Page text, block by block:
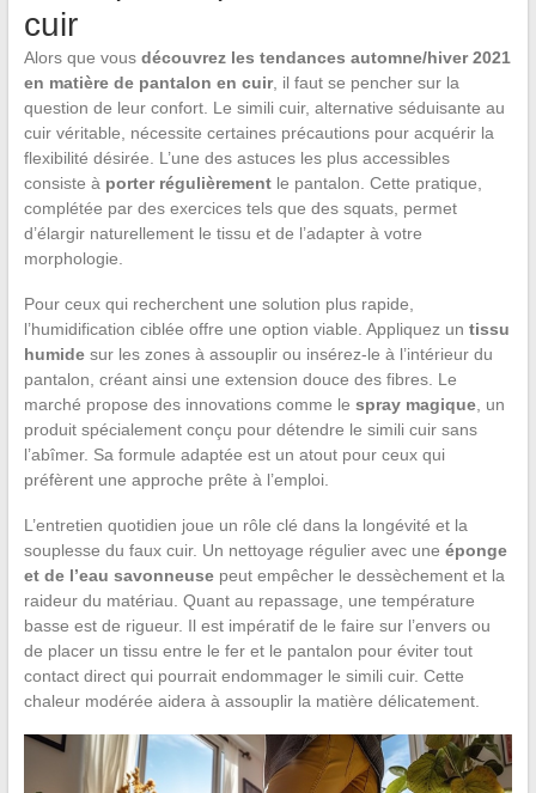
cuir
Alors que vous découvrez les tendances automne/hiver 2021
en matière de pantalon en cuir, il faut se pencher sur la
question de leur confort. Le simili cuir, alternative séduisante au
cuir véritable, nécessite certaines précautions pour acquérir la
flexibilité désirée. L’une des astuces les plus accessibles
consiste à porter régulièrementle pantalon. Cette pratique,
complétée par des exercices tels que des squats, permet
d’élargir naturellement le tissu et de l’adapter à votre
morphologie.
Pour ceux qui recherchent une solution plus rapide,
l’humidification ciblée offre une option viable. Appliquez un tissu
humidesur les zones à assouplir ou insérez-le à l’intérieur du
pantalon, créant ainsi une extension douce des fibres. Le
marché propose des innovations comme le spray magique, un
produit spécialement conçu pour détendre le simili cuir sans
l’abîmer. Sa formule adaptée est un atout pour ceux qui
préfèrent une approche prête à l’emploi.
L’entretien quotidien joue un rôle clé dans la longévité et la
souplesse du faux cuir. Un nettoyage régulier avec une éponge
et de l’eau savonneusepeut empêcher le dessèchement et la
raideur du matériau. Quant au repassage, une température
basse est de rigueur. Il est impératif de le faire sur l’envers ou
de placer un tissu entre le fer et le pantalon pour éviter tout
contact direct qui pourrait endommager le simili cuir. Cette
chaleur modérée aidera à assouplir la matière délicatement.